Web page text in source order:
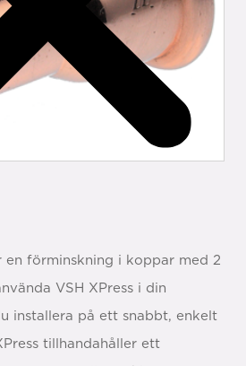
en förminskning i koppar med 2
VSH XPress i din
installera på ett snabbt, enkelt
tillhandahåller ett